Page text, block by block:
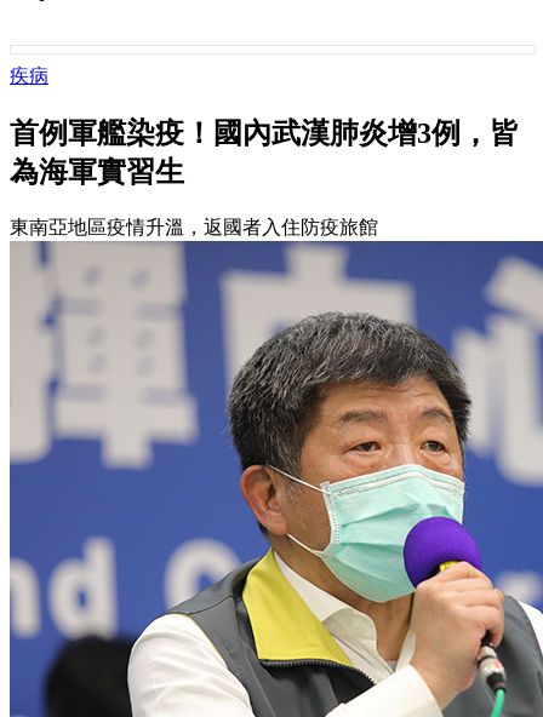
疾病
首例軍艦染疫！國內武漢肺炎增3例，皆
為海軍實習生
東南亞地區疫情升溫，返國者入住防疫旅館